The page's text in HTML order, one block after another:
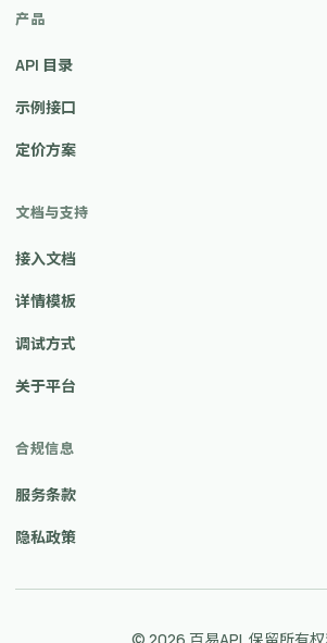
产品
API 目录
示例接口
定价方案
文档与支持
接入文档
详情模板
调试方式
关于平台
合规信息
服务条款
隐私政策